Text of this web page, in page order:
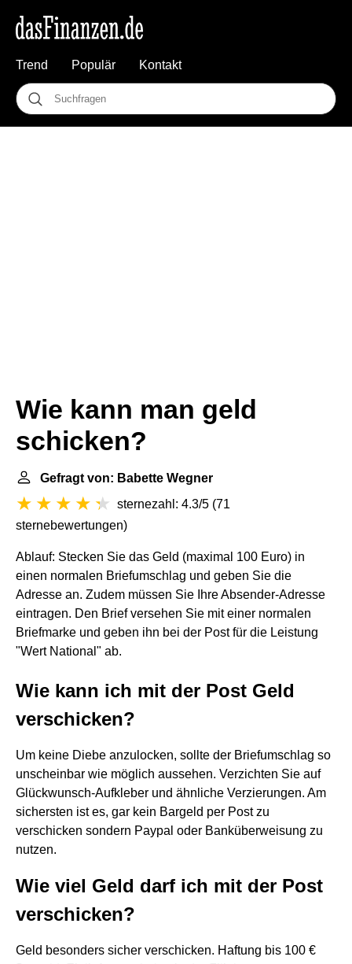
Trend Populär Kontakt
Wie kann man geld
schicken?
Gefragt von: Babette Wegner
sternezahl: 4.3/5 (71
sternebewertungen)
Ablauf: Stecken Sie das Geld (maximal 100 Euro) in
einen normalen Briefumschlag und geben Sie die
Adresse an. Zudem müssen Sie Ihre Absender-Adresse
eintragen. Den Brief versehen Sie mit einer normalen
Briefmarke und geben ihn bei der Post für die Leistung
"Wert National" ab.
Wie kann ich mit der Post Geld
verschicken?
Um keine Diebe anzulocken, sollte der Briefumschlag so
unscheinbar wie möglich aussehen. Verzichten Sie auf
Glückwunsch-Aufkleber und ähnliche Verzierungen. Am
sichersten ist es, gar kein Bargeld per Post zu
verschicken sondern Paypal oder Banküberweisung zu
nutzen.
Wie viel Geld darf ich mit der Post
verschicken?
Geld besonders sicher verschicken. Haftung bis 100 €